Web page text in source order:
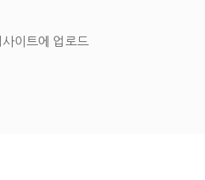
이트에 업로드